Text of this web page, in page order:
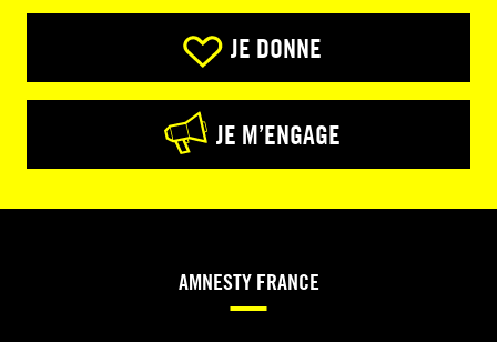
JE DONNE
JE M’ENGAGE
AMNESTY FRANCE